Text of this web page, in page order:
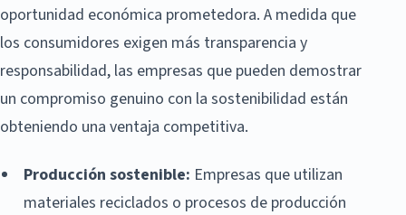
oportunidad económica prometedora. A medida que
los consumidores exigen más transparencia y
responsabilidad, las empresas que pueden demostrar
un compromiso genuino con la sostenibilidad están
obteniendo una ventaja competitiva.
Producción sostenible: Empresas que utilizan
materiales reciclados o procesos de producción